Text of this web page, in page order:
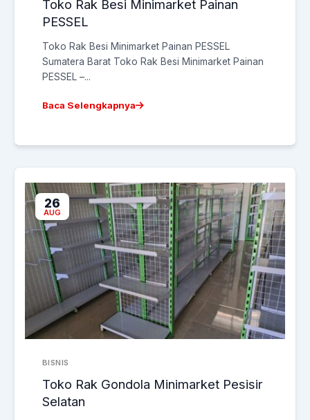
Toko Rak Besi Minimarket Painan
PESSEL
Toko Rak Besi Minimarket Painan PESSEL
Sumatera Barat Toko Rak Besi Minimarket Painan
PESSEL –...
Baca Selengkapnya
26
AUG
BISNIS
Toko Rak Gondola Minimarket Pesisir
Selatan